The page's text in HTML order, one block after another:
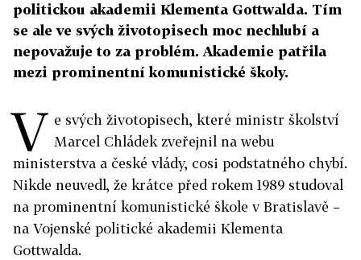
politickou akademii Klementa Gottwalda. Tím
se ale ve svých životopisech moc nechlubí a
nepovažuje to za problém. Akademie patřila
mezi prominentní komunistické školy.
V e svých životopisech, které ministr školství
Marcel Chládek zveřejnil na webu
ministerstva a české vlády, cosi podstatného chybí.
Nikde neuvedl, že krátce před rokem 1989 studoval
na prominentní komunistické škole v Bratislavě –
na Vojenské politické akademii Klementa
Gottwalda.